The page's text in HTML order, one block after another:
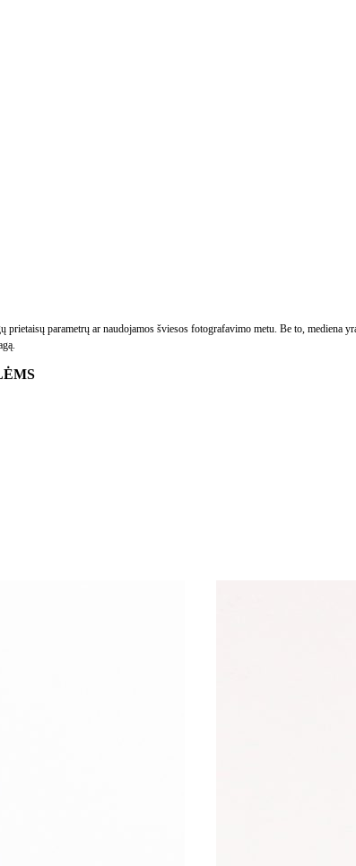
parametrų ar naudojamos šviesos fotografavimo metu. Be to,